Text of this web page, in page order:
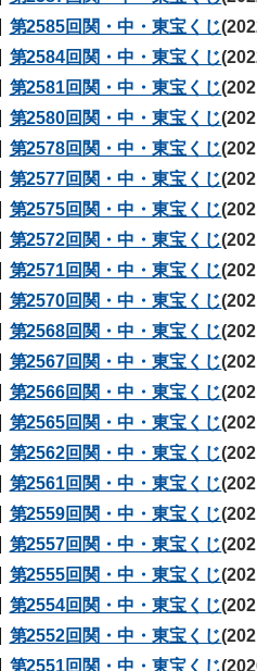
第2585回関・中・東宝くじ
第2584回関・中・東宝くじ
第2581回関・中・東宝くじ
第2580回関・中・東宝くじ
第2578回関・中・東宝くじ
第2577回関・中・東宝くじ
第2575回関・中・東宝くじ
第2572回関・中・東宝くじ
第2571回関・中・東宝くじ
第2570回関・中・東宝くじ
第2568回関・中・東宝くじ
第2567回関・中・東宝くじ
第2566回関・中・東宝くじ
第2565回関・中・東宝くじ
第2562回関・中・東宝くじ
第2561回関・中・東宝くじ
第2559回関・中・東宝くじ
第2557回関・中・東宝くじ
第2555回関・中・東宝くじ
第2554回関・中・東宝くじ
第2552回関・中・東宝くじ
第2551回関・中・東宝くじ